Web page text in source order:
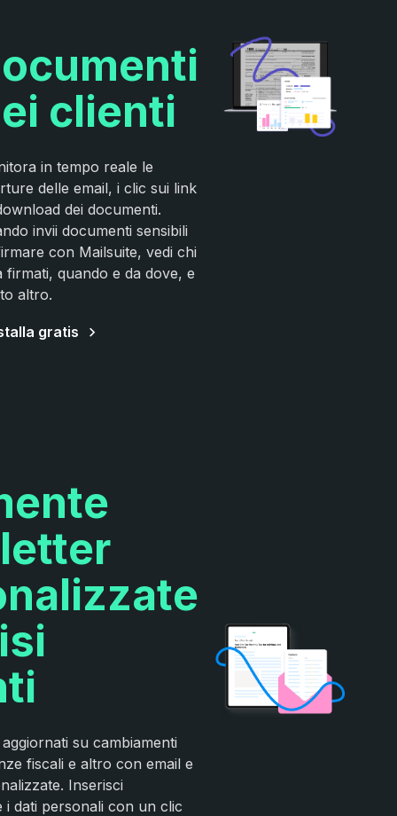
clienti
in tempo reale le
delle email, i clic sui link
dei documenti.
invii documenti sensibili
con Mailsuite, vedi chi
firmati, quando e da dove, e
altro.
gratis
su cambiamenti
fiscali e altro con email e
Inserisci
i dati personali con un clic